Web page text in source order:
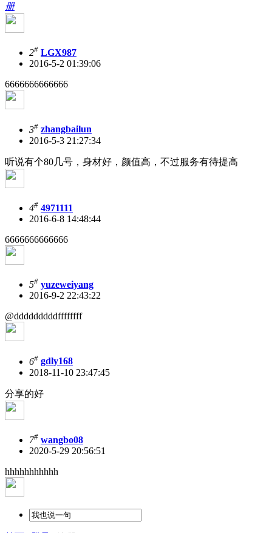
册
2# LGX987
2016-5-2 01:39:06
6666666666666
3# zhangbailun
2016-5-3 21:27:34
听说有个80几号，身材好，颜值高，不过服务有待提高
4# 4971111
2016-6-8 14:48:44
6666666666666
5# yuzeweiyang
2016-9-2 22:43:22
@dddddddddffffffff
6# gdly168
2018-11-10 23:47:45
分享的好
7# wangbo08
2020-5-29 20:56:51
hhhhhhhhhhh